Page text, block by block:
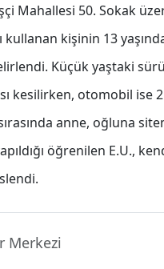
Mahallesi 50. Sokak
kullanan kişinin 13
Küçük yaştaki
kesilirken, otomobil
anne, oğluna
öğrenilen E.U.,
Merkezi